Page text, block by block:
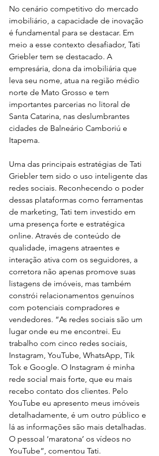
No cenário competitivo do mercado
imobiliário, a capacidade de inovação
é fundamental para se destacar. Em
meio a esse contexto desafiador, Tati
Griebler tem se destacado. A
empresária, dona da imobiliária que
leva seu nome, atua na região médio
norte de Mato Grosso e tem
importantes parcerias no litoral de
Santa Catarina, nas deslumbrantes
cidades de Balneário Camboriú e
Itapema.
Uma das principais estratégias de Tati
Griebler tem sido o uso inteligente das
redes sociais. Reconhecendo o poder
dessas plataformas como ferramentas
de marketing, Tati tem investido em
uma presença forte e estratégica
online. Através de conteúdo de
qualidade, imagens atraentes e
interação ativa com os seguidores, a
corretora não apenas promove suas
listagens de imóveis, mas também
constrói relacionamentos genuínos
com potenciais compradores e
vendedores. “As redes sociais são um
lugar onde eu me encontrei. Eu
trabalho com cinco redes sociais,
Instagram, YouTube, WhatsApp, Tik
Tok e Google. O Instagram é minha
rede social mais forte, que eu mais
recebo contato dos clientes. Pelo
YouTube eu apresento meus imóveis
detalhadamente, é um outro público e
lá as informações são mais detalhadas.
O pessoal ‘maratona’ os vídeos no
YouTube”, comentou Tati.